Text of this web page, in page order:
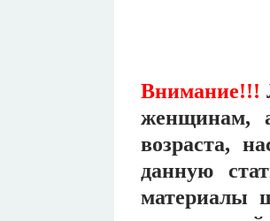
Внимание!!!
женщинам,
возраста,
данную
материалы